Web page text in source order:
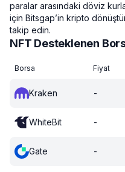
paralar arasındaki döviz
için Bitsgap’in kripto
takip edin.
NFT Desteklenen
Borsa Fiyat
Kraken -
WhiteBit -
Gate -